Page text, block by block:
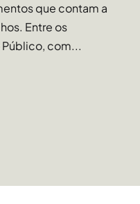
que contam a
Entre os
com...